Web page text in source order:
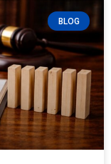
BLOG